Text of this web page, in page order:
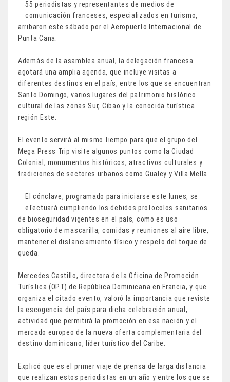
55 periodistas y representantes de medios de
comunicación franceses, especializados en turismo,
arribaron este sábado por el Aeropuerto Internacional de
Punta Cana.
Además de la asamblea anual, la delegación francesa
agotará una amplia agenda, que incluye visitas a
diferentes destinos en el país, entre los que se encuentran
Santo Domingo, varios lugares del patrimonio histórico
cultural de las zonas Sur, Cibao y la conocida turística
región Este.
El evento servirá al mismo tiempo para que el grupo del
Mega Press Trip visite algunos puntos como la Ciudad
Colonial, monumentos históricos, atractivos culturales y
tradiciones de sectores urbanos como Gualey y Villa Mella.
El cónclave, programado para iniciarse este lunes, se
efectuará cumpliendo los debidos protocolos sanitarios
de bioseguridad vigentes en el país, como es uso
obligatorio de mascarilla, comidas y reuniones al aire libre,
mantener el distanciamiento físico y respeto del toque de
queda.
Mercedes Castillo, directora de la Oficina de Promoción
Turística (OPT) de República Dominicana en Francia, y que
organiza el citado evento, valoró la importancia que reviste
la escogencia del país para dicha celebración anual,
actividad que permitirá la promoción en esa nación y el
mercado europeo de la nueva oferta complementaria del
destino dominicano, líder turístico del Caribe.
Explicó que es el primer viaje de prensa de larga distancia
que realizan estos periodistas en un año y entre los que se